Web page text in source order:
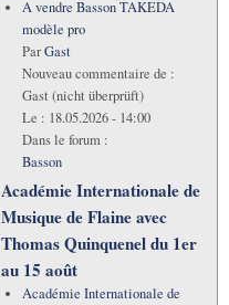
A vendre Basson TAKEDA
modèle pro
ParGast
Nouveau commentaire de :
Gast (nicht überprüft)
Le : 18.05.2026 - 14:00
Dans le forum :
Basson
Académie Internationale de
Musique de Flaine avec
Thomas Quinquenel du 1er
au 15 août
Académie Internationale de